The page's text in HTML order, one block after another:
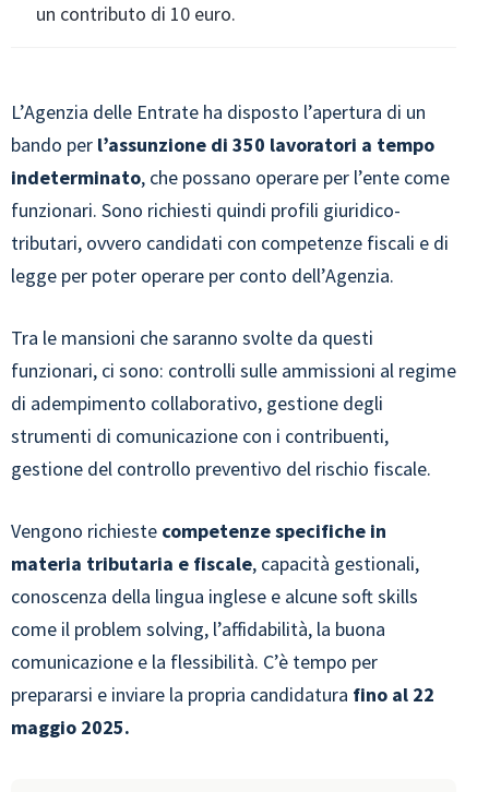
un contributo di 10 euro.
L’Agenzia delle Entrate ha disposto l’apertura di un
bando per l’assunzione di 350 lavoratori a tempo
indeterminato, che possano operare per l’ente come
funzionari. Sono richiesti quindi profili giuridico-
tributari, ovvero candidati con competenze fiscali e di
legge per poter operare per conto dell’Agenzia.
Tra le mansioni che saranno svolte da questi
funzionari, ci sono: controlli sulle ammissioni al regime
di adempimento collaborativo, gestione degli
strumenti di comunicazione con i contribuenti,
gestione del controllo preventivo del rischio fiscale.
Vengono richieste competenze specifiche in
materia tributaria e fiscale, capacità gestionali,
conoscenza della lingua inglese e alcune soft skills
come il problem solving, l’affidabilità, la buona
comunicazione e la flessibilità. C’è tempo per
prepararsi e inviare la propria candidatura fino al 22
maggio 2025.